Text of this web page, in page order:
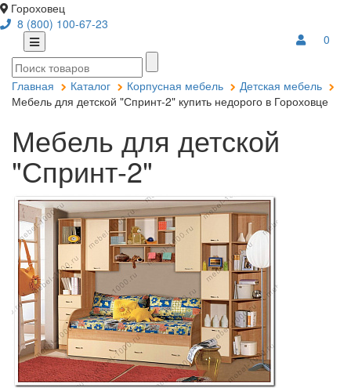
Гороховец
8 (800) 100-67-23
0
Главная Каталог Корпусная мебель
Детская мебель
Мебель для детской "Спринт-2" купить недорого в Гороховце
Мебель для детской
"Спринт-2"